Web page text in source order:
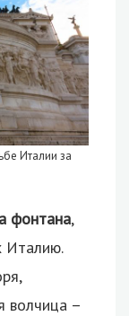
Италии за
фонтана,
Италию.
волчица –